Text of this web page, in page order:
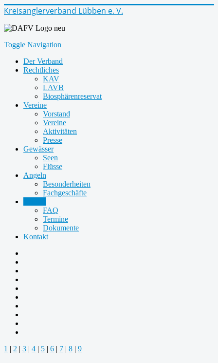
Kreisanglerverband Lübben e. V.
Toggle Navigation
Der Verband
Rechtliches
KAV
LAVB
Biosphärenreservat
Vereine
Vorstand
Vereine
Aktivitäten
Presse
Gewässer
Seen
Flüsse
Angeln
Besonderheiten
Fachgeschäfte
FAQ
Termine
Dokumente
Kontakt
1 | 2 | 3 | 4 | 5 | 6 | 7 | 8 | 9